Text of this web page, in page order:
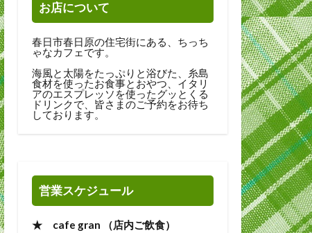
お店について
春日市春日原の住宅街にある、ちっち
ゃなカフェです。
海風と太陽をたっぷりと浴びた、糸島
食材を使ったお食事とおやつ、イタリ
アのエスプレッソを使ったグッとくる
ドリンクで、皆さまのご予約をお待ち
しております。
営業スケジュール
★ cafe gran （店内ご飲食）